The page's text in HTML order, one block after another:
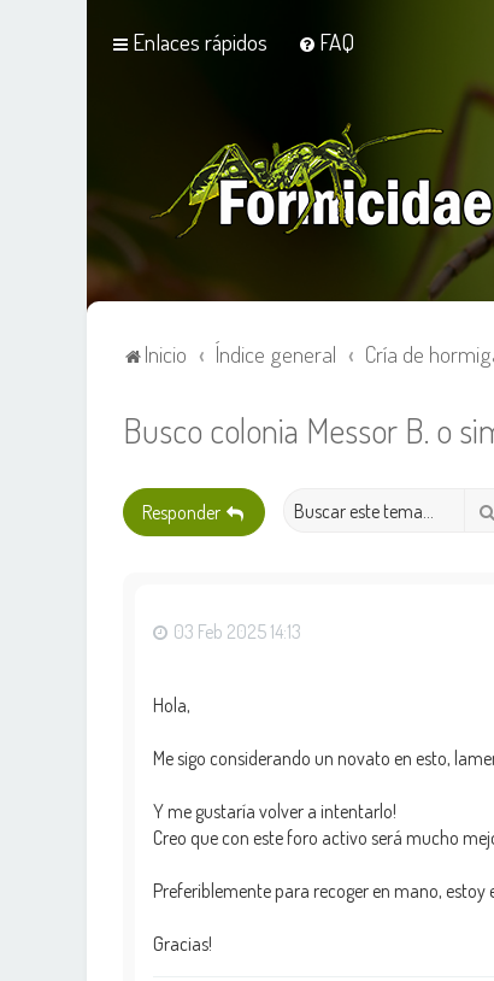
Enlaces rápidos FAQ
Inicio Índice general Cría de
Busco colonia Messor B. o
Responder
03 Feb 2025 14:13
Hola,
Me sigo considerando un novato en esto,
Y me gustaría volver a intentarlo!
Creo que con este foro activo será mucho
Preferiblemente para recoger en mano, estoy
Gracias!